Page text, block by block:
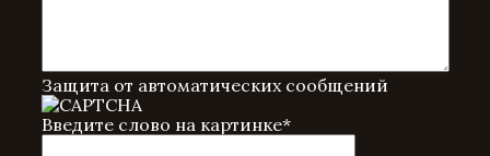
Защита от автоматических сообщений
Введите слово на картинке*